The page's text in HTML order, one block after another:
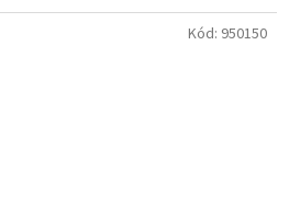
Kód: 950150